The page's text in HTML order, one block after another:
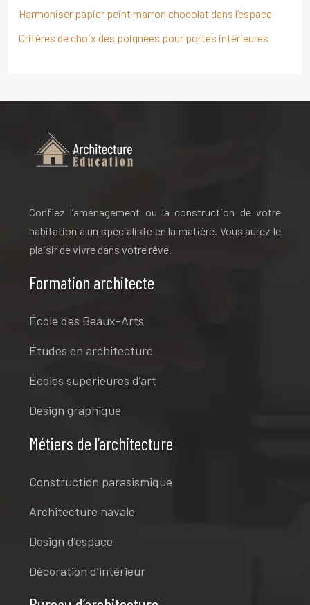
Harmoniser papier peint marron chocolat dans l’espace
Critères de choix des poignées pour portes intérieures
Confiez l’aménagement ou la construction de votre
habitation à un spécialiste en la matière. Vous aurez le
plaisir de vivre dans votre rêve.
Formation architecte
École des Beaux-Arts
Études en architecture
Écoles supérieures d’art
Design graphique
Métiers de l’architecture
Construction parasismique
Architecture navale
Design d’espace
Décoration d’intérieur